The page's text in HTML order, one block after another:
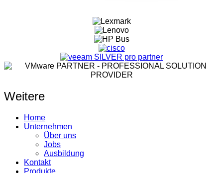
Weitere
Home
Unternehmen
Über uns
Jobs
Ausbildung
Kontakt
Produkte